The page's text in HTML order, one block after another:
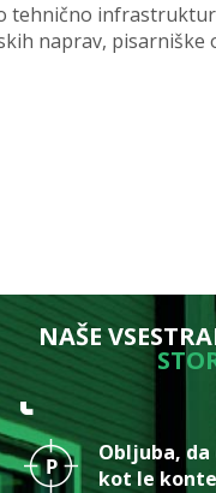
tehnično
naprav,
NAŠE
Obljuba,
kot le